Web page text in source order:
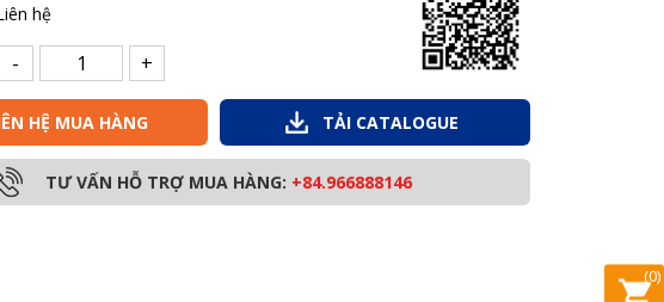
hệ
- +
HỆ MUA HÀNG TẢI CATALOGUE
TƯ VẤN HỖ TRỢ MUA HÀNG: +84.966888146
(0)